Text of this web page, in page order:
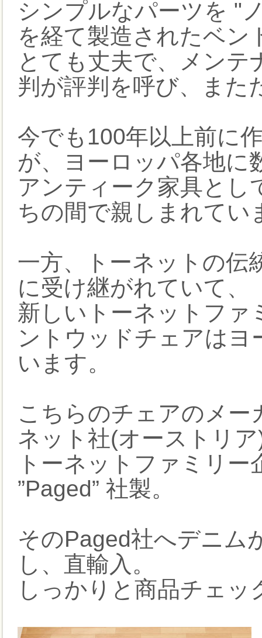
シンプルなパーツを "
を経て製造されたベン
とても丈夫で、メンテ
判が評判を呼び、また
今でも100年以上前に
が、ヨーロッパ各地に
アンティーク家具とし
ちの間で親しまれてい
一方、トーネットの伝
に受け継がれていて、
新しいトーネットファ
ントウッドチェアは
います。
こちらのチェアのメー
ネット社(オーストリ
トーネットファミリ
”Paged” 社製。
そのPaged社へデニム
し、直輸入。
しっかりと商品チェ